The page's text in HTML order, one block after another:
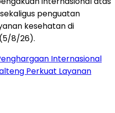
Internasional
Perkuat Layanan